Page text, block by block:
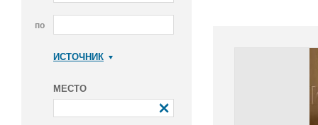
по
ИСТОЧНИК
МЕСТО